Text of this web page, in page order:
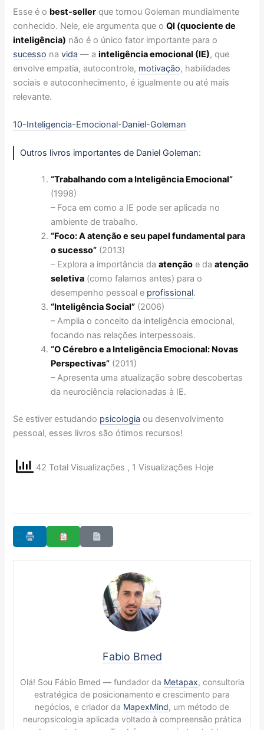
Esse é o best-seller que tornou Goleman mundialmente
conhecido. Nele, ele argumenta que oQI (quociente de
inteligência) não é o único fator importante para o
sucesso navida — ainteligência emocional (IE), que
envolve empatia, autocontrole, motivação, habilidades
sociais e autoconhecimento, é igualmente ou até mais
relevante.
10-Inteligencia-Emocional-Daniel-Goleman
Outros livros importantes de Daniel Goleman:
“Trabalhando com a Inteligência Emocional”
(1998)
– Foca em como a IE pode ser aplicada no
ambiente de trabalho.
“Foco: A atenção e seu papel fundamental para
o sucesso” (2013)
– Explora a importância daatenção e daatenção
seletiva (como falamos antes) para o
desempenho pessoal e profissional.
“Inteligência Social” (2006)
– Amplia o conceito da inteligência emocional,
focando nas relações interpessoais.
“O Cérebro e a Inteligência Emocional: Novas
Perspectivas” (2011)
– Apresenta uma atualização sobre descobertas
da neurociência relacionadas à IE.
Se estiver estudando psicologia ou desenvolvimento
pessoal, esses livros são ótimos recursos!
42 Total Visualizações , 1 Visualizações Hoje
Fabio Bmed
Olá! Sou Fábio Bmed — fundador da Metapax, consultoria
estratégica de posicionamento e crescimento para
negócios, e criador da MapexMind, um método de
neuropsicologia aplicada voltado à compreensão prática